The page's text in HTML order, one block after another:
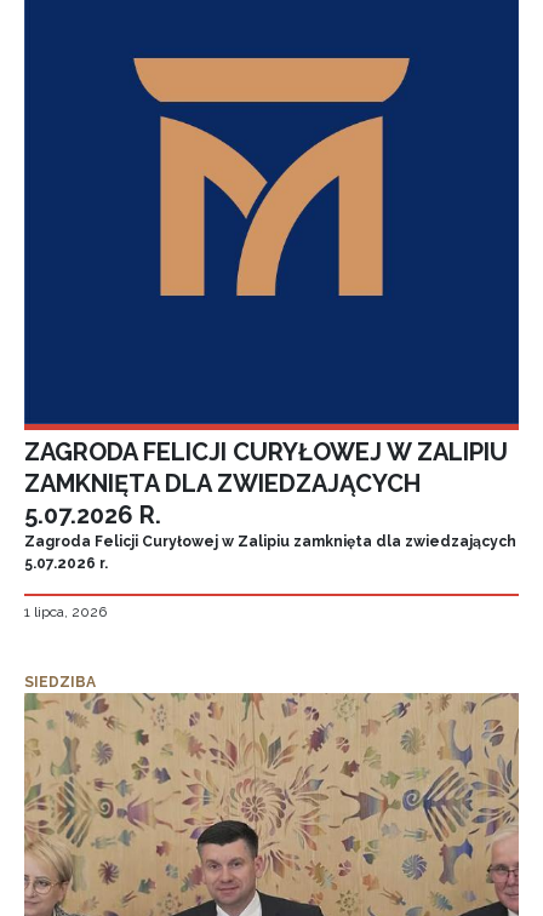
ZAGRODA FELICJI CURYŁOWEJ W ZALIPIU
ZAMKNIĘTA DLA ZWIEDZAJĄCYCH
5.07.2026 R.
Zagroda Felicji Curyłowej w Zalipiu zamknięta dla zwiedzających
5.07.2026 r.
1 lipca, 2026
SIEDZIBA